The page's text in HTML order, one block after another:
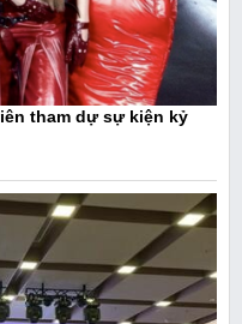
tham dự sự kiện kỷ